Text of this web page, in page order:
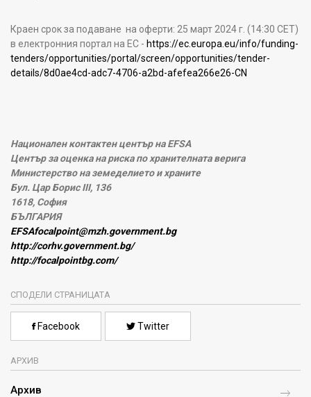
Краен срок за подаване на оферти: 25 март 2024 г. (14:30 CET)
в електронния портал на ЕС - https://ec.europa.eu/info/funding-
tenders/opportunities/portal/screen/opportunities/tender-
details/8d0ae4cd-adc7-4706-a2bd-afefea266e26-CN
Национален контактен център на EFSA
Център за оценка на риска по хранителната верига
Министерство на земеделието и храните
Бул. Цар Борис III, 136
1618, София
БЪЛГАРИЯ
EFSAfocalpoint@mzh.government.bg
http://corhv.government.bg/
http://focalpointbg.com/
СПОДЕЛИ СТРАНИЦАТА
Facebook Twitter
АРХИВ
Архив